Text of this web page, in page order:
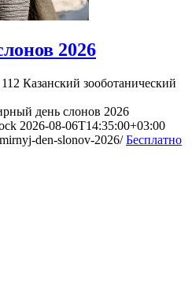
2026
Казанский зооботанический
день слонов 2026
2026-08-06T14:35:00+03:00
den-slonov-2026/ Бесплатно